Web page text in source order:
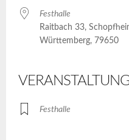
Festhalle
Raitbach 33,
Württemberg, 79650
Festhalle